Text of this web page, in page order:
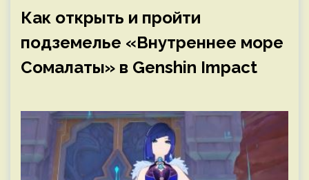
Как открыть и пройти
подземелье «Внутреннее море
Сомалаты» в Genshin Impact